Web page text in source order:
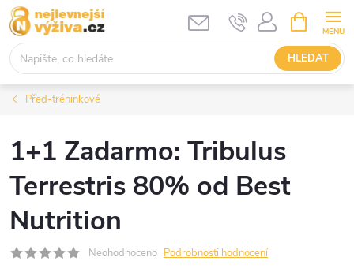
Přejít
na
obsah
HLEDAT
NÁKUPNÍ
KOŠÍK
Před-tréninkové
1+1 Zadarmo: Tribulus
Terrestris 80% od Best
Nutrition
Neohodnoceno Podrobnosti hodnocení